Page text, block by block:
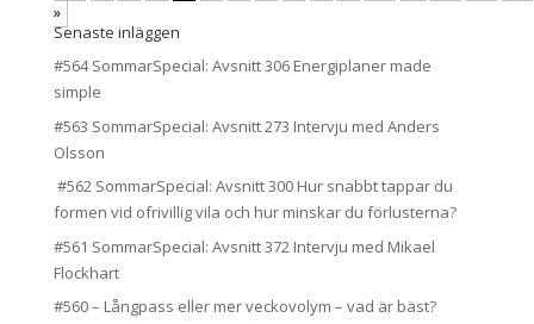
»
Senaste inläggen
#564 SommarSpecial: Avsnitt 306 Energiplaner made
simple
#563 SommarSpecial: Avsnitt 273 Intervju med Anders
Olsson
#562 SommarSpecial: Avsnitt 300 Hur snabbt tappar du
formen vid ofrivillig vila och hur minskar du förlusterna?
#561 SommarSpecial: Avsnitt 372 Intervju med Mikael
Flockhart
#560 – Långpass eller mer veckovolym – vad är bäst?